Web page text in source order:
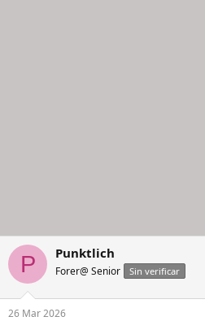
P Punktlich
Forer@ Senior Sin verificar
26 Mar 2026